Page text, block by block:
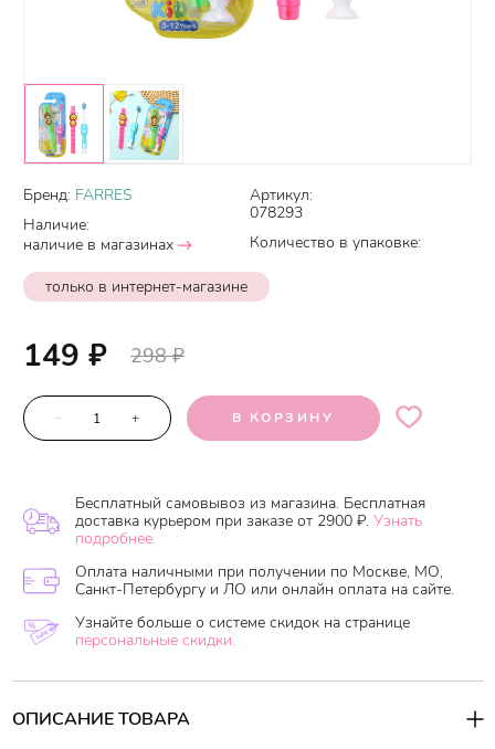
Бренд: FARRES
Наличие:
наличие в магазинах
Артикул:
078293
Количество в упаковке:
только в интернет-магазине
149 ₽ 298₽
– + В КОРЗИНУ
Бесплатный самовывоз из магазина. Бесплатная
доставка курьером при заказе от 2900 ₽. Узнать
подробнее.
Оплата наличными при получении по Москве, МО,
Санкт-Петербургу и ЛО или онлайн оплата на сайте.
Узнайте больше о системе скидок на странице
персональные скидки.
ОПИСАНИЕ ТОВАРА